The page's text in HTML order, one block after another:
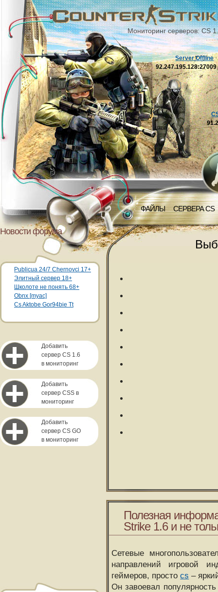
Мониторинг серверов: CS
ФАЙЛЫ СЕРВЕРА CS
Server Offline
92.247.195.128:27009
Новости форума
Publicua 24/7 Chernovci 17+
Элитный сервер 18+
Школоте не понять 68+
Obnx [myac]
Cs Aktobe Gor94bie Tt
Добавить
сервер CS 1.6
в мониторинг
Добавить
сервер CSS в
мониторинг
Добавить
сервер CS GO
в мониторинг
Полезная
Strike 1.6 и не
Сетевые
направлений игровой
геймеров, простоcs –
Он завоевал